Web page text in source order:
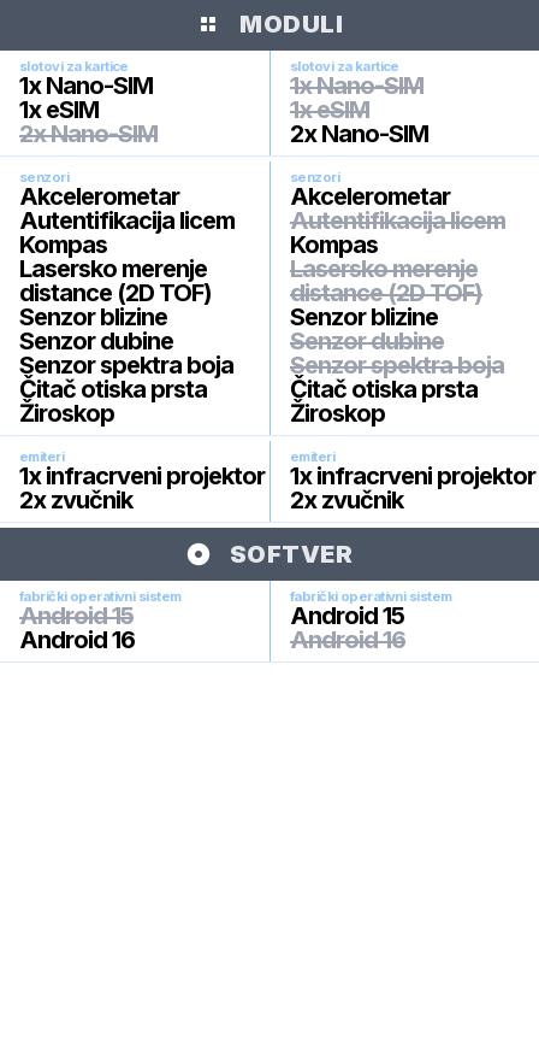
MODULI
slotovi za kartice
1x Nano-SIM
1x eSIM
2x Nano-SIM
slotovi za kartice
1x Nano-SIM
1x eSIM
2x Nano-SIM
senzori
Akcelerometar
Autentifikacija licem
Kompas
Lasersko merenje
distance (2D TOF)
Senzor blizine
Senzor dubine
Senzor spektra boja
Čitač otiska prsta
Žiroskop
senzori
Akcelerometar
Autentifikacija licem
Kompas
Lasersko merenje
distance (2D TOF)
Senzor blizine
Senzor dubine
Senzor spektra boja
Čitač otiska prsta
Žiroskop
emiteri
1x infracrveni projektor
2x zvučnik
emiteri
1x infracrveni projektor
2x zvučnik
SOFTVER
fabrički operativni sistem
Android 15
Android 16
fabrički operativni sistem
Android 15
Android 16